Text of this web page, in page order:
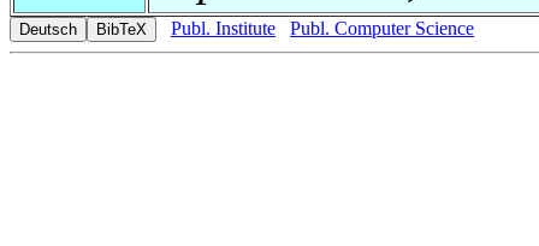
Publ. Institute Publ. Computer Science